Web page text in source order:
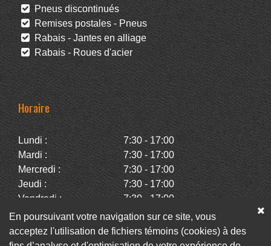
Pneus discontinués
Remises postales - Pneus
Rabais - Jantes en alliage
Rabais - Roues d'acier
Horaire
Lundi :
7:30 - 17:00
Mardi :
7:30 - 17:00
Mercredi :
7:30 - 17:00
Jeudi :
7:30 - 17:00
Vendredi :
7:30 - 17:00
Samedi :
Fermé
Dimanche :
Fermé
En poursuivant votre navigation sur ce site, vous
acceptez l'utilisation de fichiers témoins (cookies) à des